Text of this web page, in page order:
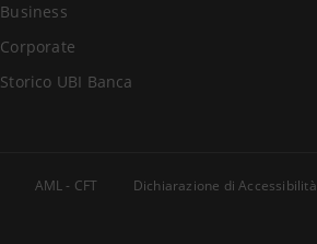
Business
Corporate
Storico UBI Banca
AML - CFT Dichiarazione di Accessibilità